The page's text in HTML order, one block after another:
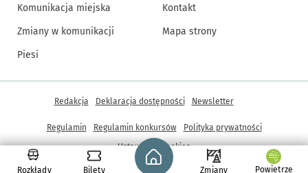
Rozkłady Bilety
Strona główna - wroclaw.pl
Zmiany Powietrze
Komunikacja miejska
Zmiany w komunikacji
Piesi
Kontakt
Mapa strony
Inne informacje
Redakcja Deklaracja dostępności Newsletter
Regulamin Regulamin konkursów
Polityka prywatności
Ustawienia cookies